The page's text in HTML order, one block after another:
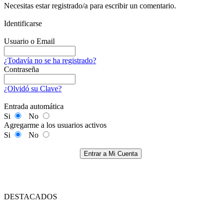
Necesitas estar registrado/a para escribir un comentario.
Identificarse
Usuario o Email
¿Todavía no se ha registrado?
Contraseña
¿Olvidó su Clave?
Entrada automática
Si
No
Agregarme a los usuarios activos
Si
No
Entrar a Mi Cuenta
DESTACADOS